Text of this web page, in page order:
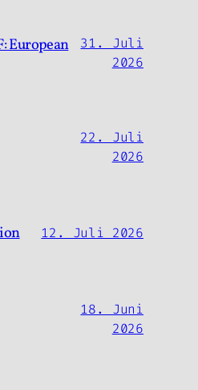
European
31. Juli
2026
22. Juli
2026
12. Juli 2026
18. Juni
2026